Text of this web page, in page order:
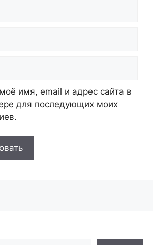
имя, email и адрес сайта в
для последующих моих